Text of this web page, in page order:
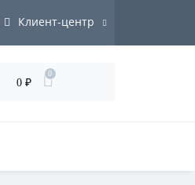
Клиент-центр
0 ₽
0